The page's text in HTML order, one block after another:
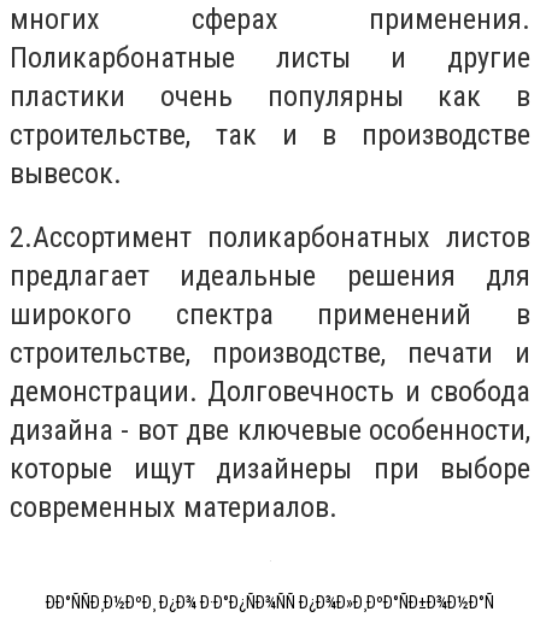
многих сферах применения.
Поликарбонатные листы и другие
пластики очень популярны как в
строительстве, так и в производстве
вывесок.
2.Ассортимент поликарбонатных листов
предлагает идеальные решения для
широкого спектра применений в
строительстве, производстве, печати и
демонстрации. Долговечность и свобода
дизайна - вот две ключевые особенности,
которые ищут дизайнеры при выборе
современных материалов.
ÐÐ°ÑÑÐ¸Ð½ÐºÐ¸ Ð¿Ð¾ Ð·Ð°Ð¿ÑÐ¾ÑÑ Ð¿Ð¾Ð»Ð¸ÐºÐ°ÑÐ±Ð¾Ð½Ð°Ñ